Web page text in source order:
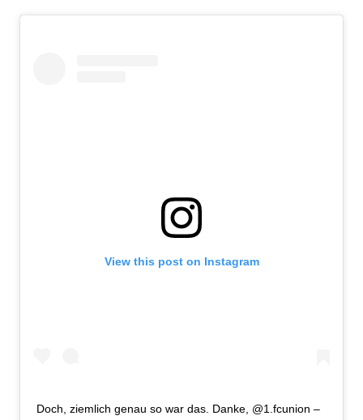
View this post on Instagram
Doch, ziemlich genau so war das. Danke, @1.fcunion –